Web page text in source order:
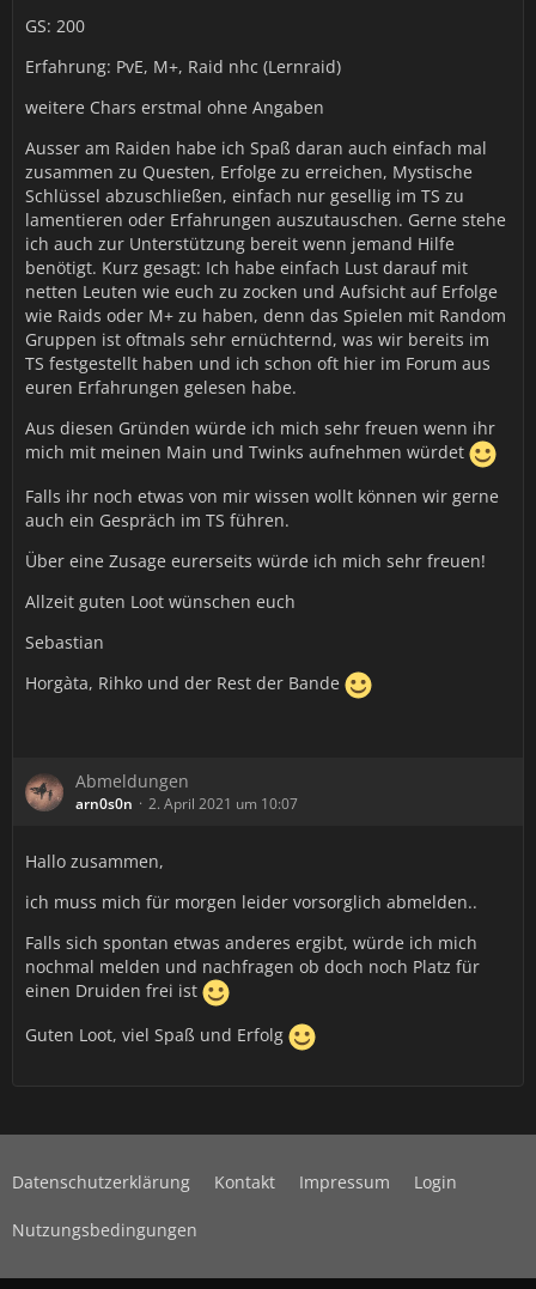
GS: 200
Erfahrung: PvE, M+, Raid nhc (Lernraid)
weitere Chars erstmal ohne Angaben
Ausser am Raiden habe ich Spaß daran auch einfach mal
zusammen zu Questen, Erfolge zu erreichen, Mystische
Schlüssel abzuschließen, einfach nur gesellig im TS zu
lamentieren oder Erfahrungen auszutauschen. Gerne stehe
ich auch zur Unterstützung bereit wenn jemand Hilfe
benötigt. Kurz gesagt: Ich habe einfach Lust darauf mit
netten Leuten wie euch zu zocken und Aufsicht auf Erfolge
wie Raids oder M+ zu haben, denn das Spielen mit Random
Gruppen ist oftmals sehr ernüchternd, was wir bereits im
TS festgestellt haben und ich schon oft hier im Forum aus
euren Erfahrungen gelesen habe.
Aus diesen Gründen würde ich mich sehr freuen wenn ihr
mich mit meinen Main und Twinks aufnehmen würdet
Falls ihr noch etwas von mir wissen wollt können wir gerne
auch ein Gespräch im TS führen.
Über eine Zusage eurerseits würde ich mich sehr freuen!
Allzeit guten Loot wünschen euch
Sebastian
Horgàta, Rihko und der Rest der Bande
Abmeldungen
arn0s0n 2. April 2021 um 10:07
Hallo zusammen,
ich muss mich für morgen leider vorsorglich abmelden..
Falls sich spontan etwas anderes ergibt, würde ich mich
nochmal melden und nachfragen ob doch noch Platz für
einen Druiden frei ist
Guten Loot, viel Spaß und Erfolg
Datenschutzerklärung Kontakt Impressum Login
Nutzungsbedingungen